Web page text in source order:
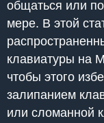
общаться или
мере. В этой
клавиатуры на
чтобы этого
залипанием
или сломанной